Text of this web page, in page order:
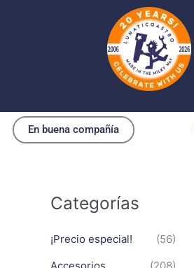
En buena compañía
Categorías
¡Precio especial!
(56)
Accesorios
(208)